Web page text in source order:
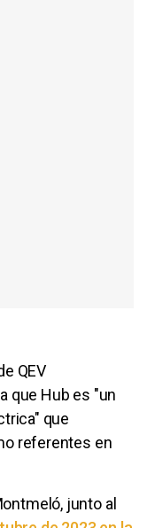
QEV
que Hub es "un
que
referentes en
junto al